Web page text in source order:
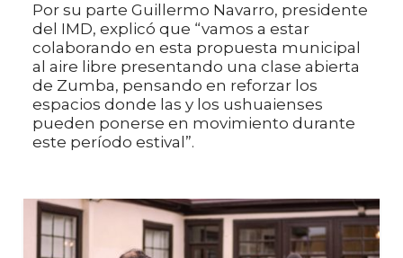
Por su parte Guillermo Navarro, presidente
del IMD, explicó que “vamos a estar
colaborando en esta propuesta municipal
al aire libre presentando una clase abierta
de Zumba, pensando en reforzar los
espacios donde las y los ushuaienses
pueden ponerse en movimiento durante
este período estival”.